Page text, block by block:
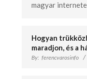
magyar
Hogyan
maradjon, és a
By: ferencvarosinfo